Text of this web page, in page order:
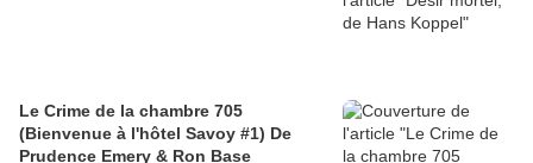
Le Crime de la chambre 705
(Bienvenue à l'hôtel Savoy #1) De
Prudence Emery & Ron Base